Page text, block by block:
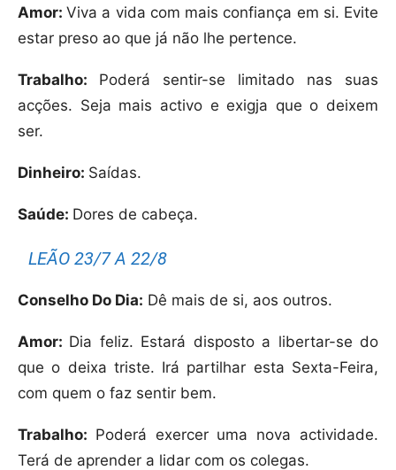
Amor:Viva a vida com mais confiança em si. Evite
estar preso ao que já não lhe pertence.
Trabalho: Poderá sentir-se limitado nas suas
acções. Seja mais activo e exigja que o deixem
ser.
Dinheiro: Saídas.
Saúde: Dores de cabeça.
LEÃO 23/7 A 22/8
Conselho Do Dia: Dê mais de si, aos outros.
Amor: Dia feliz. Estará disposto a libertar-se do
que o deixa triste. Irá partilhar esta Sexta-Feira,
com quem o faz sentir bem.
Trabalho: Poderá exercer uma nova actividade.
Terá de aprender a lidar com os colegas.